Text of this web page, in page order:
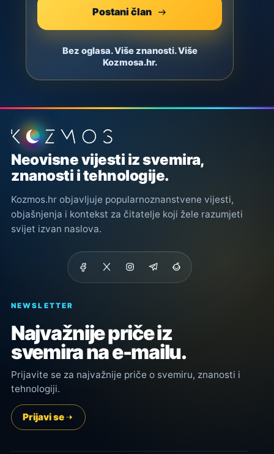
Postani član
Bez oglasa. Više znanosti. Više
Kozmosa.hr.
Podnožje stranice
Neovisne vijesti iz svemira,
znanosti i tehnologije.
Kozmos.hr objavljuje popularnoznanstvene vijesti,
objašnjenja i kontekst za čitatelje koji žele razumjeti
svijet izvan naslova.
NEWSLETTER
Najvažnije priče iz
svemira na e-mailu.
Prijavite se za najvažnije priče o svemiru, znanosti i
tehnologiji.
Prijavi se